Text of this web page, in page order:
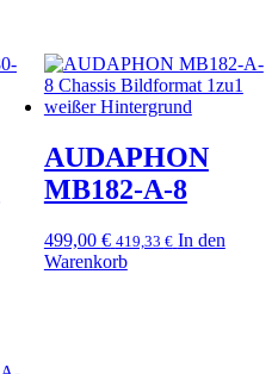
AUDAPHON
MB182-A-8
499,00 € 419,33 € In den
Warenkorb